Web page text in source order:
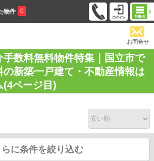
物件 0
お問合せ
手数料無料物件特集｜国立市で
新築一戸建て・不動産情報は
(4ページ目)
らに条件を絞り込む